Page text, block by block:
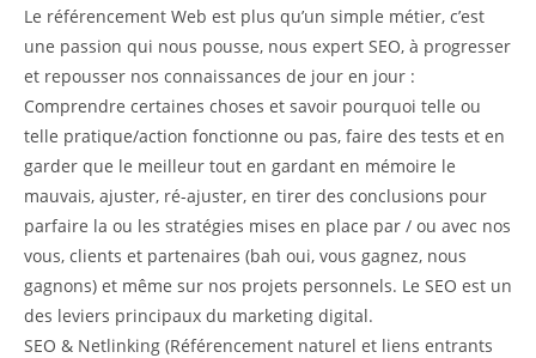
Le référencement Web est plus qu’un simple métier, c’est
une passion qui nous pousse, nous expert SEO, à progresser
et repousser nos connaissances de jour en jour :
Comprendre certaines choses et savoir pourquoi telle ou
telle pratique/action fonctionne ou pas, faire des tests et en
garder que le meilleur tout en gardant en mémoire le
mauvais, ajuster, ré-ajuster, en tirer des conclusions pour
parfaire la ou les stratégies mises en place par / ou avec nos
vous, clients et partenaires (bah oui, vous gagnez, nous
gagnons) et même sur nos projets personnels. Le SEO est un
des leviers principaux du marketing digital.
SEO & Netlinking (Référencement naturel et liens entrants